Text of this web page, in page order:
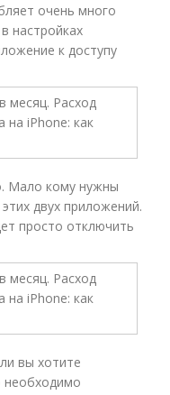
очень много
настройках
к доступу
Мало кому нужны
двух приложений.
просто отключить
вы хотите
необходимо